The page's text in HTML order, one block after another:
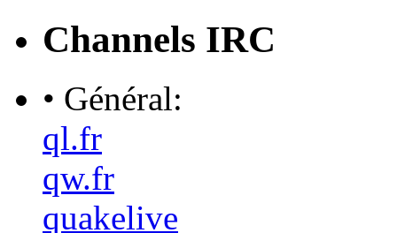
Channels IRC
• Général:
ql.fr
qw.fr
quakelive